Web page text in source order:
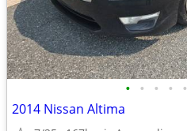
• • • • •
2014 Nissan Altima